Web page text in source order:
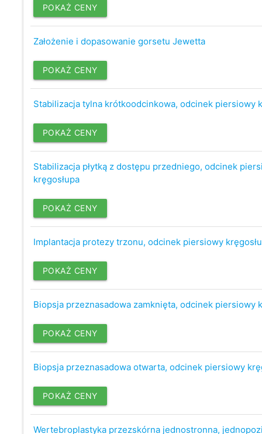
POKAŻ CENY
Założenie i dopasowanie gorsetu Jewetta
POKAŻ CENY
Stabilizacja tylna krótkoodcinkowa, odcinek piersiowy
POKAŻ CENY
Stabilizacja płytką z dostępu przedniego, odcinek
kręgosłupa
POKAŻ CENY
Implantacja protezy trzonu, odcinek piersiowy
POKAŻ CENY
Biopsja przeznasadowa zamknięta, odcinek piersiowy
POKAŻ CENY
Biopsja przeznasadowa otwarta, odcinek piersiowy
POKAŻ CENY
Wertebroplastyka przezskórna jednostronna,